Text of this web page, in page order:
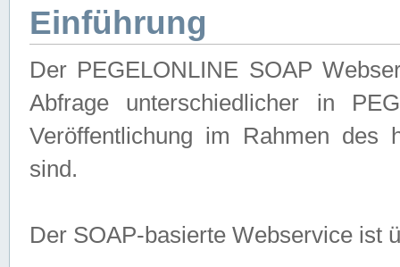
Einführung
Der PEGELONLINE SOAP
Abfrage unterschiedlicher in
Veröffentlichung im Rahmen des
sind.
Der SOAP-basierte Webservice ist